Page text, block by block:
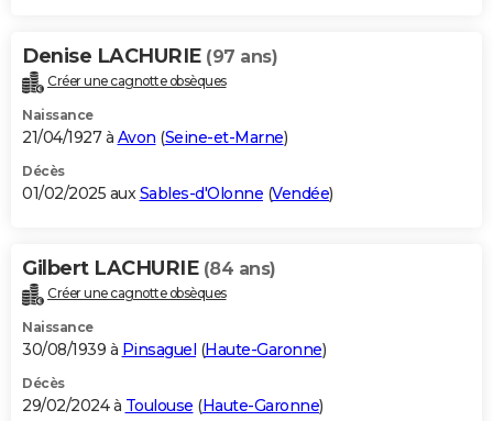
Bricolage
Lifestyle
Culture
Sport
Auto
Television
Voyage
Cinema
Denise LACHURIE (97 ans)
Créer une cagnotte obsèques
Naissance
21/04/1927 à Avon (Seine-et-Marne)
Décès
01/02/2025 auxSables-d'Olonne (Vendée)
Gilbert LACHURIE (84 ans)
Créer une cagnotte obsèques
Naissance
30/08/1939 à Pinsaguel (Haute-Garonne)
Décès
29/02/2024 à Toulouse (Haute-Garonne)